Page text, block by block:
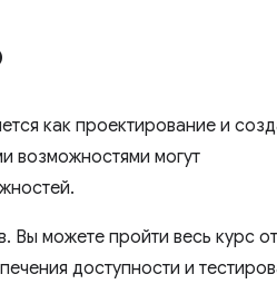
как проектирование и
возможностями могут
можете пройти весь курс
доступности и